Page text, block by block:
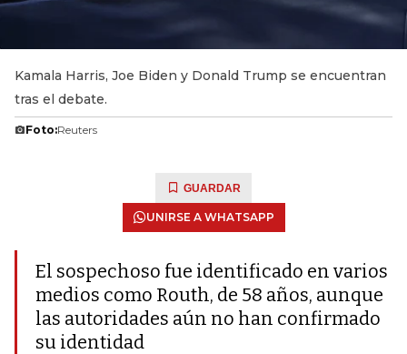
Kamala Harris, Joe Biden y Donald Trump se encuentran
tras el debate.
Foto:Reuters
GUARDAR
UNIRSE A WHATSAPP
El sospechoso fue identificado en varios
medios como Routh, de 58 años, aunque
las autoridades aún no han confirmado
su identidad